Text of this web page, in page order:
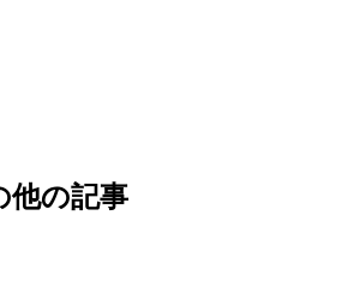
他の記事